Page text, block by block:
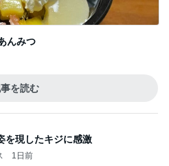
んみつ
を読む
を現したキジに感激
1日前